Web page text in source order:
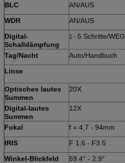
BLC
AN/AUS
WDR
AN/AUS
Digital-
Schalldämpfung
1 - 5 Schritte/WEG
Tag/Nacht
Auto/Handbuch
Linse
Optisches lautes
Summen
20X
Digital-lautes
Summen
12X
Fokal
f = 4,7 - 94mm
IRIS
F 1,6 - F3.5
Winkel-Blickfeld
59.4° - 2.9°